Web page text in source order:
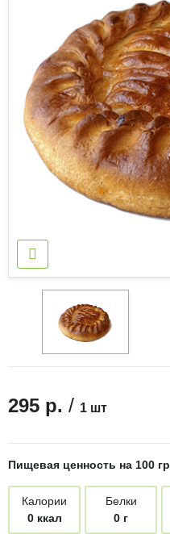
295 р. / 1 шт
Пищевая ценность на 100
Калории
0 ккал
Белки
0 г